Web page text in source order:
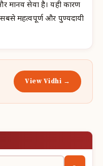
मानव सेवा है। यही कारण
सबसे महत्वपूर्ण और पुण्यदायी
View Vidhi →